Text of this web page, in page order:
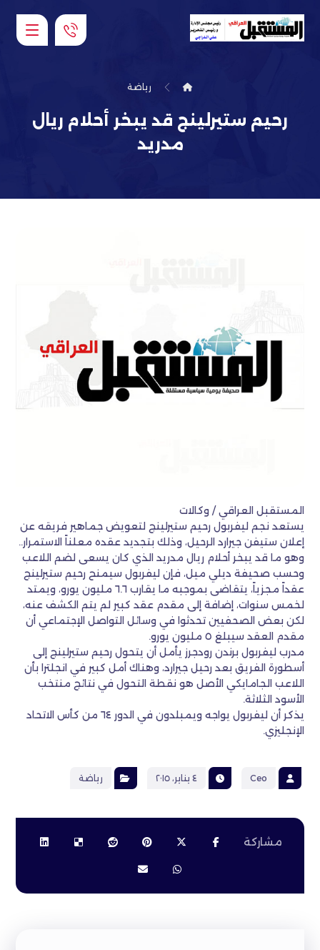
رياضة
رحيم ستيرلينج قد يبخر أحلام ريال
مدريد
المستقبل العراقي / وكالات
يستعد نجم ليفربول رحيم ستيرلينج لتعويض جماهير فريقه عن
إعلان ستيفن جيرارد الرحيل، وذلك بتجديد عقده معلناً الاستمرار..
وهو ما قد يبخر أحلام ريال مدريد الذي كان يسعى لضم اللاعب
وحسب صحيفة ديلي ميل، فإن ليفربول سيمنح رحيم ستيرلينج
عقداً مجزياً، يتقاضى بموجبه ما يقارب ٦.٦ مليون يورو، ويمتد
لخمس سنوات، إضافة إلى مقدم عقد كبير لم يتم الكشف عنه،
لكن بعض الصحفيين تحدثوا في وسائل التواصل الإجتماعي أن
مقدم العقد سيبلغ ٥ مليون يورو.
مدرب ليفربول برندن رودجرز يأمل أن يتحول رحيم ستيرلينج إلى
أسطورة الفريق بعد رحيل جيرارد، وهناك أمل كبير في انجلترا بأن
اللاعب الجامايكي الأصل هو نقطة التحول في نتائج منتخب
الأسود الثلاثة.
يذكر أن ليفربول يواجه ويمبلدون في الدور ٦٤ من كأس الاتحاد
الإنجليزي.
Ceo ٤ يناير، ٢٠١٥ رياضة